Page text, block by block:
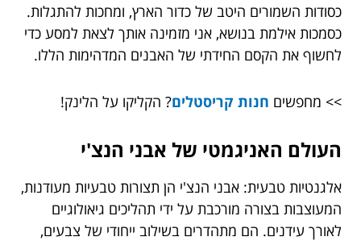
כסודות השמורים היטב של כדור הארץ, ומחכות להתגלות.
כסמכות אילמת בנושא, אני מזמינה אותך לצאת למסע כדי
לחשוף את הקסם החידתי של האבנים המדהימות הללו.
>> מחפשים חנות קריסטלים? הקליקו על הלינק!
העולם האניגמטי של אבני הנצ'י
אלגנטיות טבעית: אבני הנצ'י הן תצורות טבעיות מעודנות,
המעוצבות בצורה מורכבת על ידי תהליכים גיאולוגיים
לאורך עידנים. הם מתהדרים בשילוב ייחודי של צבעים,